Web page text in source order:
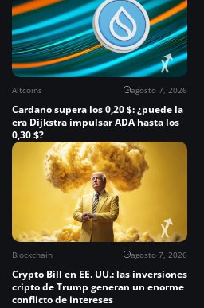
Altcoins agosto 7, 2026
Cardano supera los 0,20 $: ¿puede la
era Dijkstra impulsar ADA hasta los
0,30 $?
Blockchain agosto 7, 2026
Crypto Bill en EE. UU.: las inversiones
cripto de Trump generan un enorme
conflicto de intereses